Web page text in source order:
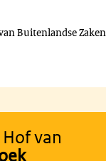
Buitenlandse Zaken
van